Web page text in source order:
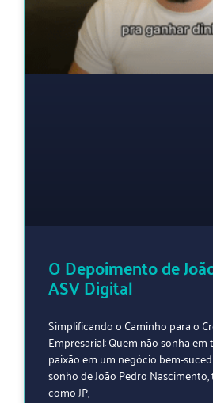
O Depoimento de
ASV Digital
Simplificando o Caminho para o
Empresarial: Quem não sonha
paixão em um negócio bem-
sonho de João Pedro
como JP,